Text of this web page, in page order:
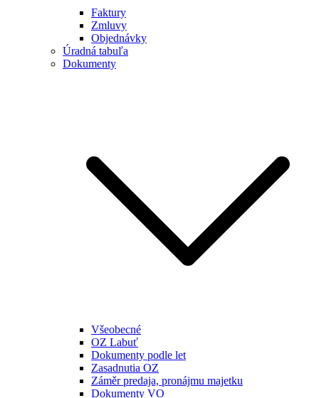
Faktury
Zmluvy
Objednávky
Úradná tabuľa
Dokumenty
Všeobecné
OZ Labuť
Dokumenty podle let
Zasadnutia OZ
Záměr predaja, pronájmu majetku
Dokumenty VO